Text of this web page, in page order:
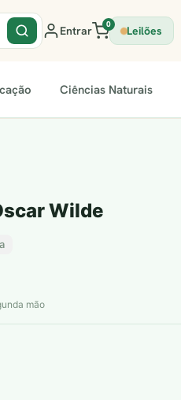
Entrar 0 Leilões
Ciências Naturais
Wilde
mão